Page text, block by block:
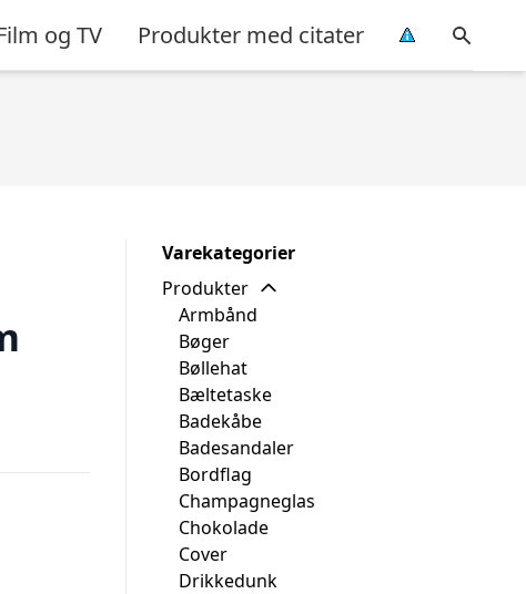
og TV Produkter med citater
Varekategorier
Produkter
Armbånd
Bøger
Bøllehat
Bæltetaske
Badekåbe
Badesandaler
Bordflag
Champagneglas
Chokolade
Cover
Drikkedunk